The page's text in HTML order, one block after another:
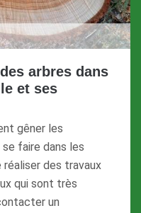
arbres dans
et ses
gêner les
faire dans les
des travaux
qui sont très
un